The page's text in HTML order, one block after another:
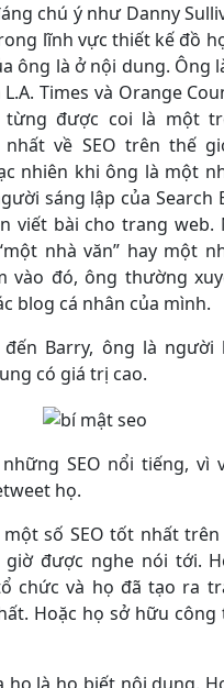
chú ý như Danny
lĩnh vực thiết kế đồ
ông là ở nội dung. Ông
Times và Orange
từng được coi là một
về SEO trên thế
nhiên khi ông là một
sáng lập của Search
viết bài cho trang web.
nhà văn” hay một
vào đó, ông thường
blog cá nhân của mình.
đến Barry, ông là người
có giá trị cao.
SEO nổi tiếng, vì
họ.
số SEO tốt nhất
giờ được nghe nói tới.
chức và họ đã tạo ra
Hoặc họ sở hữu công